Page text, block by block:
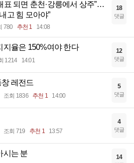
표 되면 춘천·강릉에서 상주”…
고 힘 모아야”
780 추천 1 14:08
18
댓글
지율은 150%여야 한다
1214 14:01
12
댓글
레전드
조회 1836 추천 1 14:00
5
댓글
조회 719 추천 1 13:57
4
댓글
시는 분 14